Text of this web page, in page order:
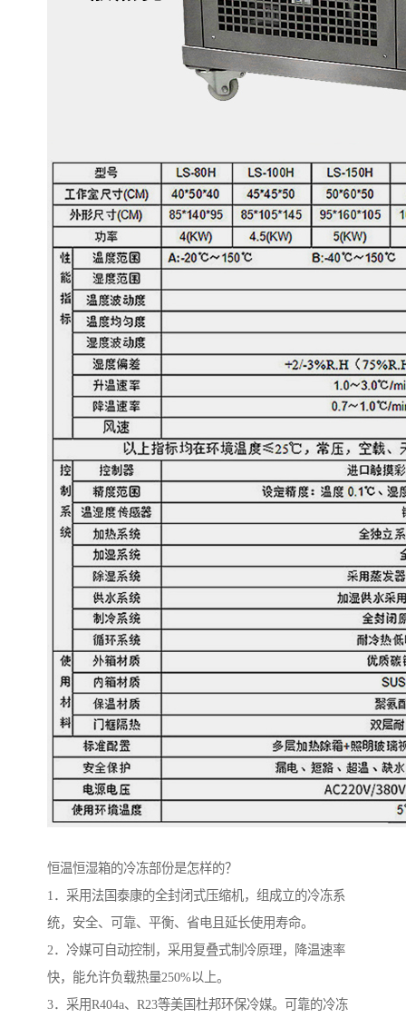
恒温恒湿箱的冷冻部份是怎样的？
1．采用法国泰康的全封闭式压缩机，组成立的冷冻系
统，安全、可靠、平衡、省电且延长使用寿命。
2．冷媒可自动控制，采用复叠式制冷原理，降温速率
快，能允许负载热量250%以上。
3．采用R404a、R23等美国杜邦环保冷媒。可靠的冷冻